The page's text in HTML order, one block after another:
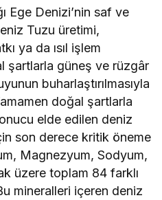
Ege Denizi’nin saf ve
Tuzu üretimi,
ya da ısıl işlem
şartlarla güneş ve rüzgâr
buharlaştırılmasıyla
doğal şartlarla
elde edilen deniz
son derece kritik öneme
Magnezyum, Sodyum,
üzere toplam 84 farklı
mineralleri içeren deniz